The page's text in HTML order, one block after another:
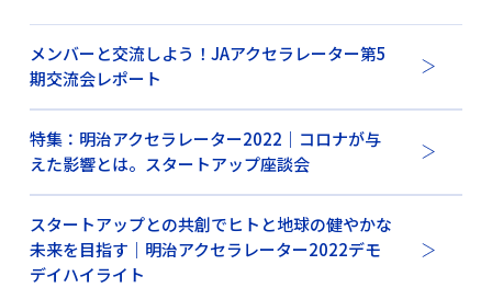
メンバーと交流しよう！JAアクセラレーター第5
期交流会レポート
特集：明治アクセラレーター2022｜コロナが与
えた影響とは。スタートアップ座談会
スタートアップとの共創でヒトと地球の健やかな
未来を目指す｜明治アクセラレーター2022デモ
デイハイライト